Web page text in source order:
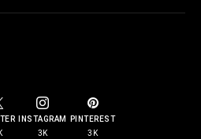
INSTAGRAM
3K
PINTEREST
3K